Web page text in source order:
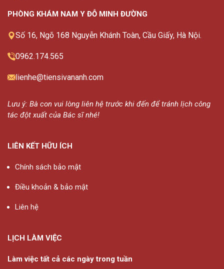
PHÒNG KHÁM NAM Y ĐỖ MINH ĐƯỜNG
Số 16, Ngõ 168 Nguyễn Khánh Toàn, Cầu Giấy, Hà Nội.
0962.174.565
lienhe@tiensivananh.com
Lưu ý: Bà con vui lòng liên hệ trước khi đến để tránh lịch công
tác đột xuất của Bác sĩ nhé!
LIÊN KẾT HỮU ÍCH
Chính sách bảo mật
Điều khoản & bảo mật
Liên hệ
LỊCH LÀM VIỆC
Làm việc tất cả các ngày trong tuần